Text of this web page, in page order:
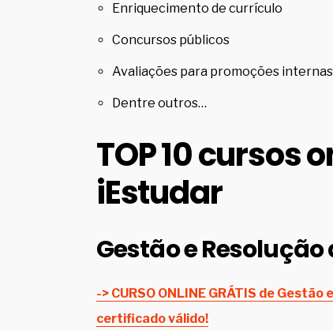
Enriquecimento de currículo
Concursos públicos
Avaliações para promoções
Dentre outros…
TOP 10 cursos
iEstudar
Gestão e
-> CURSO ONLINE GRÁTIS de
certificado válido!